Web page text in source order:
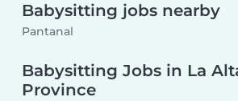
Babysitting jobs nearby
Pantanal
Babysitting Jobs in La
Province